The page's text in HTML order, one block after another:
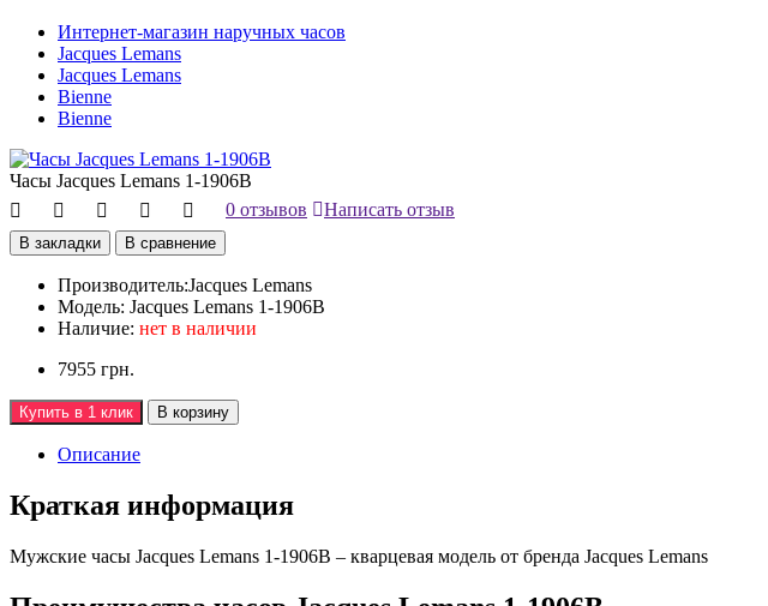
Интернет-магазин наручных часов
Jacques Lemans
Jacques Lemans
Bienne
Bienne
Часы Jacques Lemans 1-1906B
0 отзывов
Написать отзыв
В закладки В сравнение
Производитель:Jacques Lemans
Модель: Jacques Lemans 1-1906B
Наличие: нет в наличии
7955 грн.
Купить в 1 клик В корзину
Описание
Краткая информация
Мужские часы Jacques Lemans 1-1906B – кварцевая модель от бренда Jacques Lemans